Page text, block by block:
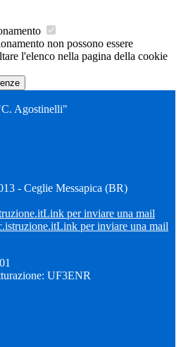
non possono essere
l'elenco nella pagina della cookie
Agostinelli"
- Ceglie Messapica (BR)
Link per inviare una mail
Link per inviare una mail
UF3ENR